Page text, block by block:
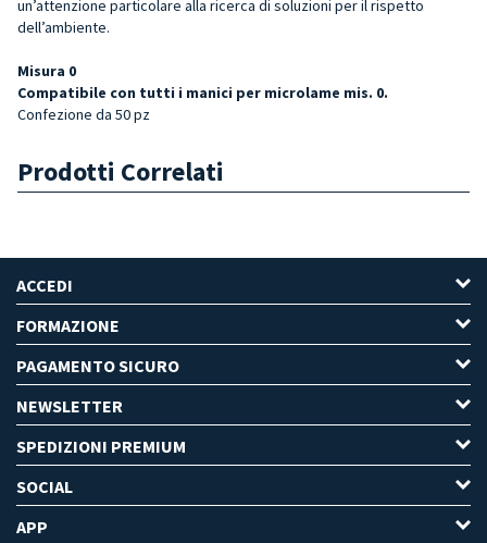
un’attenzione particolare alla ricerca di soluzioni per il rispetto
dell’ambiente.
Misura 0
Compatibile con tutti i manici per microlame mis. 0.
Confezione da 50 pz
Prodotti Correlati
ACCEDI
FORMAZIONE
PAGAMENTO SICURO
NEWSLETTER
SPEDIZIONI PREMIUM
SOCIAL
APP